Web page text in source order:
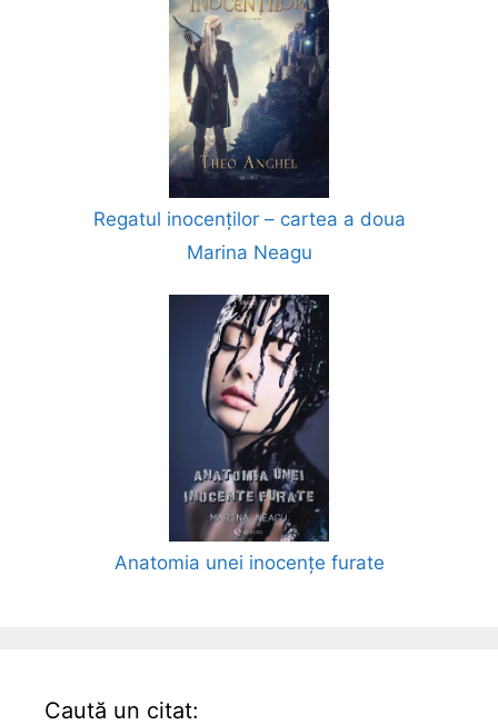
Regatul inocenților – cartea a doua
Marina Neagu
Anatomia unei inocențe furate
Caută un citat: